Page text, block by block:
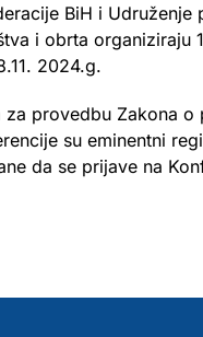
BiH i Udruženje
i obrta organiziraju
2024.g.
provedbu Zakona o
su eminentni
da se prijave na